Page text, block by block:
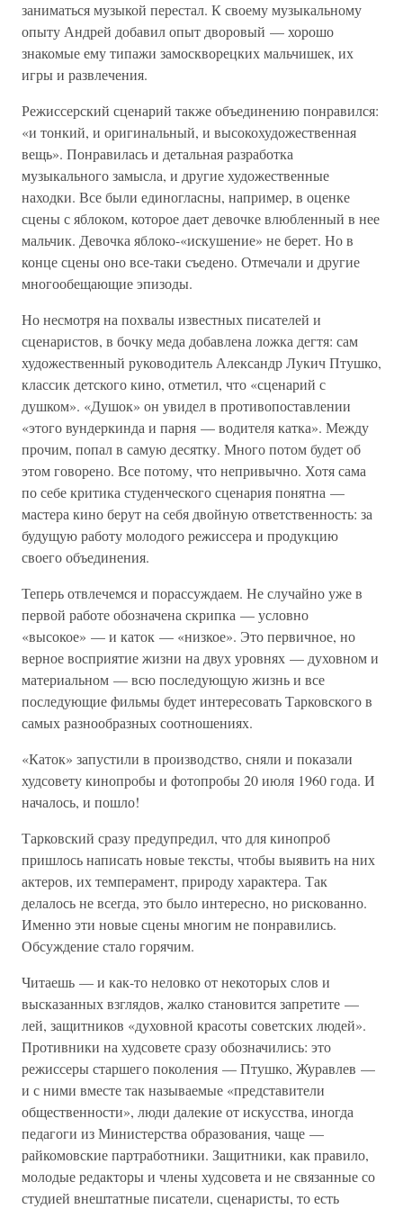
заниматься музыкой перестал. К своему музыкальному
опыту Андрей добавил опыт дворовый — хорошо
знакомые ему типажи замоскворецких мальчишек, их
игры и развлечения.
Режиссерский сценарий также объединению понравился:
«и тонкий, и оригинальный, и высокохудожественная
вещь». Понравилась и детальная разработка
музыкального замысла, и другие художественные
находки. Все были единогласны, например, в оценке
сцены с яблоком, которое дает девочке влюбленный в нее
мальчик. Девочка яблоко-«искушение» не берет. Но в
конце сцены оно все-таки съедено. Отмечали и другие
многообещающие эпизоды.
Но несмотря на похвалы известных писателей и
сценаристов, в бочку меда добавлена ложка дегтя: сам
художественный руководитель Александр Лукич Птушко,
классик детского кино, отметил, что «сценарий с
душком». «Душок» он увидел в противопоставлении
«этого вундеркинда и парня — водителя катка». Между
прочим, попал в самую десятку. Много потом будет об
этом говорено. Все потому, что непривычно. Хотя сама
по себе критика студенческого сценария понятна —
мастера кино берут на себя двойную ответственность: за
будущую работу молодого режиссера и продукцию
своего объединения.
Теперь отвлечемся и порассуждаем. Не случайно уже в
первой работе обозначена скрипка — условно
«высокое» — и каток — «низкое». Это первичное, но
верное восприятие жизни на двух уровнях — духовном и
материальном — всю последующую жизнь и все
последующие фильмы будет интересовать Тарковского в
самых разнообразных соотношениях.
«Каток» запустили в производство, сняли и показали
худсовету кинопробы и фотопробы 20 июля 1960 года. И
началось, и пошло!
Тарковский сразу предупредил, что для кинопроб
пришлось написать новые тексты, чтобы выявить на них
актеров, их темперамент, природу характера. Так
делалось не всегда, это было интересно, но рискованно.
Именно эти новые сцены многим не понравились.
Обсуждение стало горячим.
Читаешь — и как-то неловко от некоторых слов и
высказанных взглядов, жалко становится запретите —
лей, защитников «духовной красоты советских людей».
Противники на худсовете сразу обозначились: это
режиссеры старшего поколения — Птушко, Журавлев —
и с ними вместе так называемые «представители
общественности», люди далекие от искусства, иногда
педагоги из Министерства образования, чаще —
райкомовские партработники. Защитники, как правило,
молодые редакторы и члены худсовета и не связанные со
студией внештатные писатели, сценаристы, то есть